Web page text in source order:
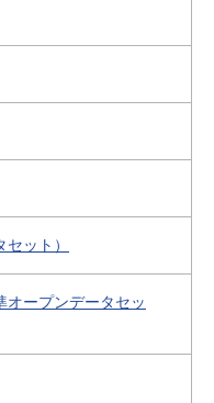
ット）
オープンデータセッ